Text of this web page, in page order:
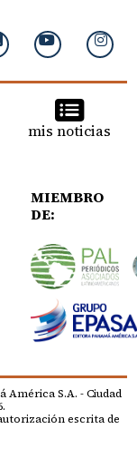
mis noticias
MIEMBRO
DE:
S.A. - Ciudad
escrita de